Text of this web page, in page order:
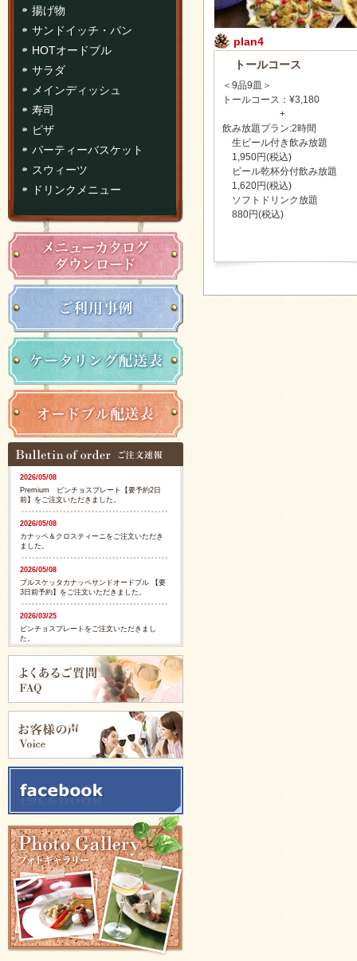
揚げ物
サンドイッチ・パン
HOTオードブル
サラダ
メインディッシュ
寿司
ピザ
パーティーバスケット
スウィーツ
ドリンクメニュー
2026/05/08
Premium ピンチョスプレート【要予約2日
前】をご注文いただきました。
2026/05/08
カナッペ＆クロスティーニをご注文いただき
ました。
2026/05/08
ブルスケッタカナッペサンドオードブル 【要
3日前予約】をご注文いただきました。
2026/03/25
ピンチョスプレートをご注文いただきまし
た。
ピンチョスプレートをご注文いただきまし
た。
ピンチョスバスケット【要3日前予約】をご注
文いただきました。
フルーツバスケット【要3日前予約】をご注文
イタリアンサンドバスケット 【要3日前予
2025/09/29
カリブ風スパイシージャークチキンをご注文
いただきました。
2025/09/29
ソーセージアソートをご注文いただきまし
た。
2025/09/29
生ハムとチーズのオードブルをご注文いただ
plan4
トールコース
＜9品9皿＞
トールコース：¥3,180
+
飲み放題プラン:2時間
生ビール付き飲み放題
1,950円(税込)
ビール乾杯分付飲み放題
1,620円(税込)
ソフトドリンク放題
880円(税込)